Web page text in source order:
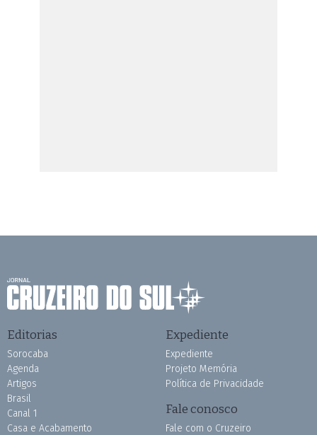
Editorias
Sorocaba
Agenda
Artigos
Brasil
Canal 1
Casa e Acabamento
Expediente
Expediente
Projeto Memória
Política de Privacidade
Fale conosco
Fale com o Cruzeiro